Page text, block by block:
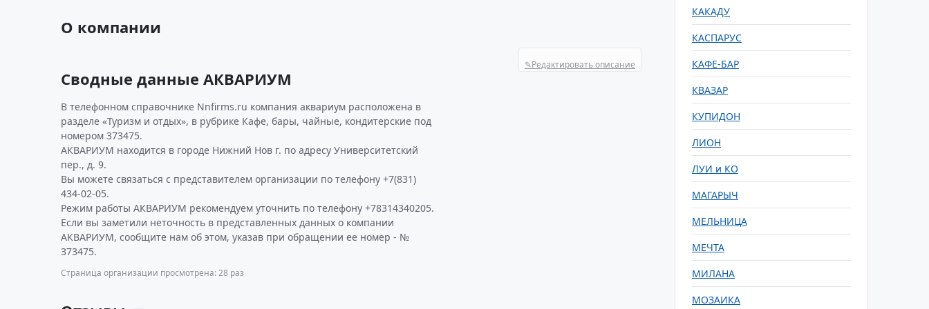
О компании
✎Редактировать описание
Сводные данные АКВАРИУМ
В телефонном справочнике Nnfirms.ru компания аквариум расположена в
разделе «Туризм и отдых», в рубрике Кафе, бары, чайные, кондитерские под
номером 373475.
АКВАРИУМ находится в городе Нижний Нов г. по адресу Университетский
пер., д. 9.
Вы можете связаться с представителем организации по телефону +7(831)
434-02-05.
Режим работы АКВАРИУМ рекомендуем уточнить по телефону +78314340205.
Если вы заметили неточность в представленных данных о компании
АКВАРИУМ, сообщите нам об этом, указав при обращении ее номер - №
373475.
Страница организации просмотрена: 28 раз
КАКАДУ
КАСПАРУС
КАФЕ-БАР
КВАЗАР
КУПИДОН
ЛИОН
ЛУИ и КО
МАГАРЫЧ
МЕЛЬНИЦА
МЕЧТА
МИЛАНА
МОЗАИКА